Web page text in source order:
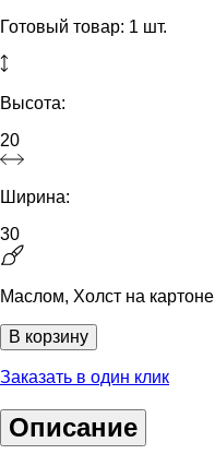
Готовый товар: 1 шт.
Высота:
20
Ширина:
30
Маслом, Холст на картоне
В корзину
Заказать в один клик
Описание